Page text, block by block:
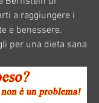
a raggiungere i
e benessere.
per una dieta sana